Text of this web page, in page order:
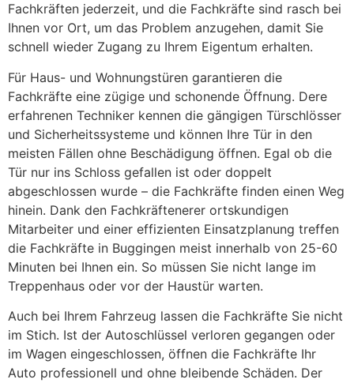
Fachkräften jederzeit, und die Fachkräfte sind rasch bei
Ihnen vor Ort, um das Problem anzugehen, damit Sie
schnell wieder Zugang zu Ihrem Eigentum erhalten.
Für Haus- und Wohnungstüren garantieren die
Fachkräfte eine zügige und schonende Öffnung. Dere
erfahrenen Techniker kennen die gängigen Türschlösser
und Sicherheitssysteme und können Ihre Tür in den
meisten Fällen ohne Beschädigung öffnen. Egal ob die
Tür nur ins Schloss gefallen ist oder doppelt
abgeschlossen wurde – die Fachkräfte finden einen Weg
hinein. Dank den Fachkräftenerer ortskundigen
Mitarbeiter und einer effizienten Einsatzplanung treffen
die Fachkräfte in Buggingen meist innerhalb von 25-60
Minuten bei Ihnen ein. So müssen Sie nicht lange im
Treppenhaus oder vor der Haustür warten.
Auch bei Ihrem Fahrzeug lassen die Fachkräfte Sie nicht
im Stich. Ist der Autoschlüssel verloren gegangen oder
im Wagen eingeschlossen, öffnen die Fachkräfte Ihr
Auto professionell und ohne bleibende Schäden. Der